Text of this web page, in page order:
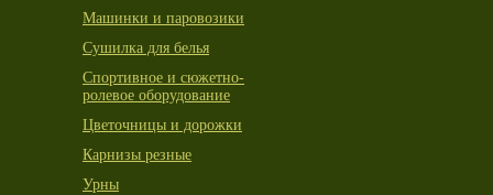
Машинки и паровозики
Сушилка для белья
Спортивное и сюжетно-
ролевое оборудование
Цветочницы и дорожки
Карнизы резные
Урны